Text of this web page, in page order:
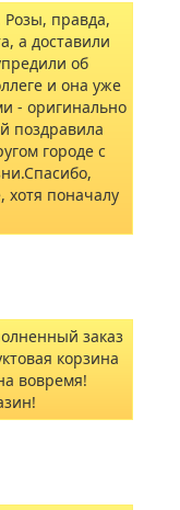
правда,
а доставили
об
и она уже
- оригинально
поздравила
городе с
хотя поначалу
заказ
корзина
вовремя!